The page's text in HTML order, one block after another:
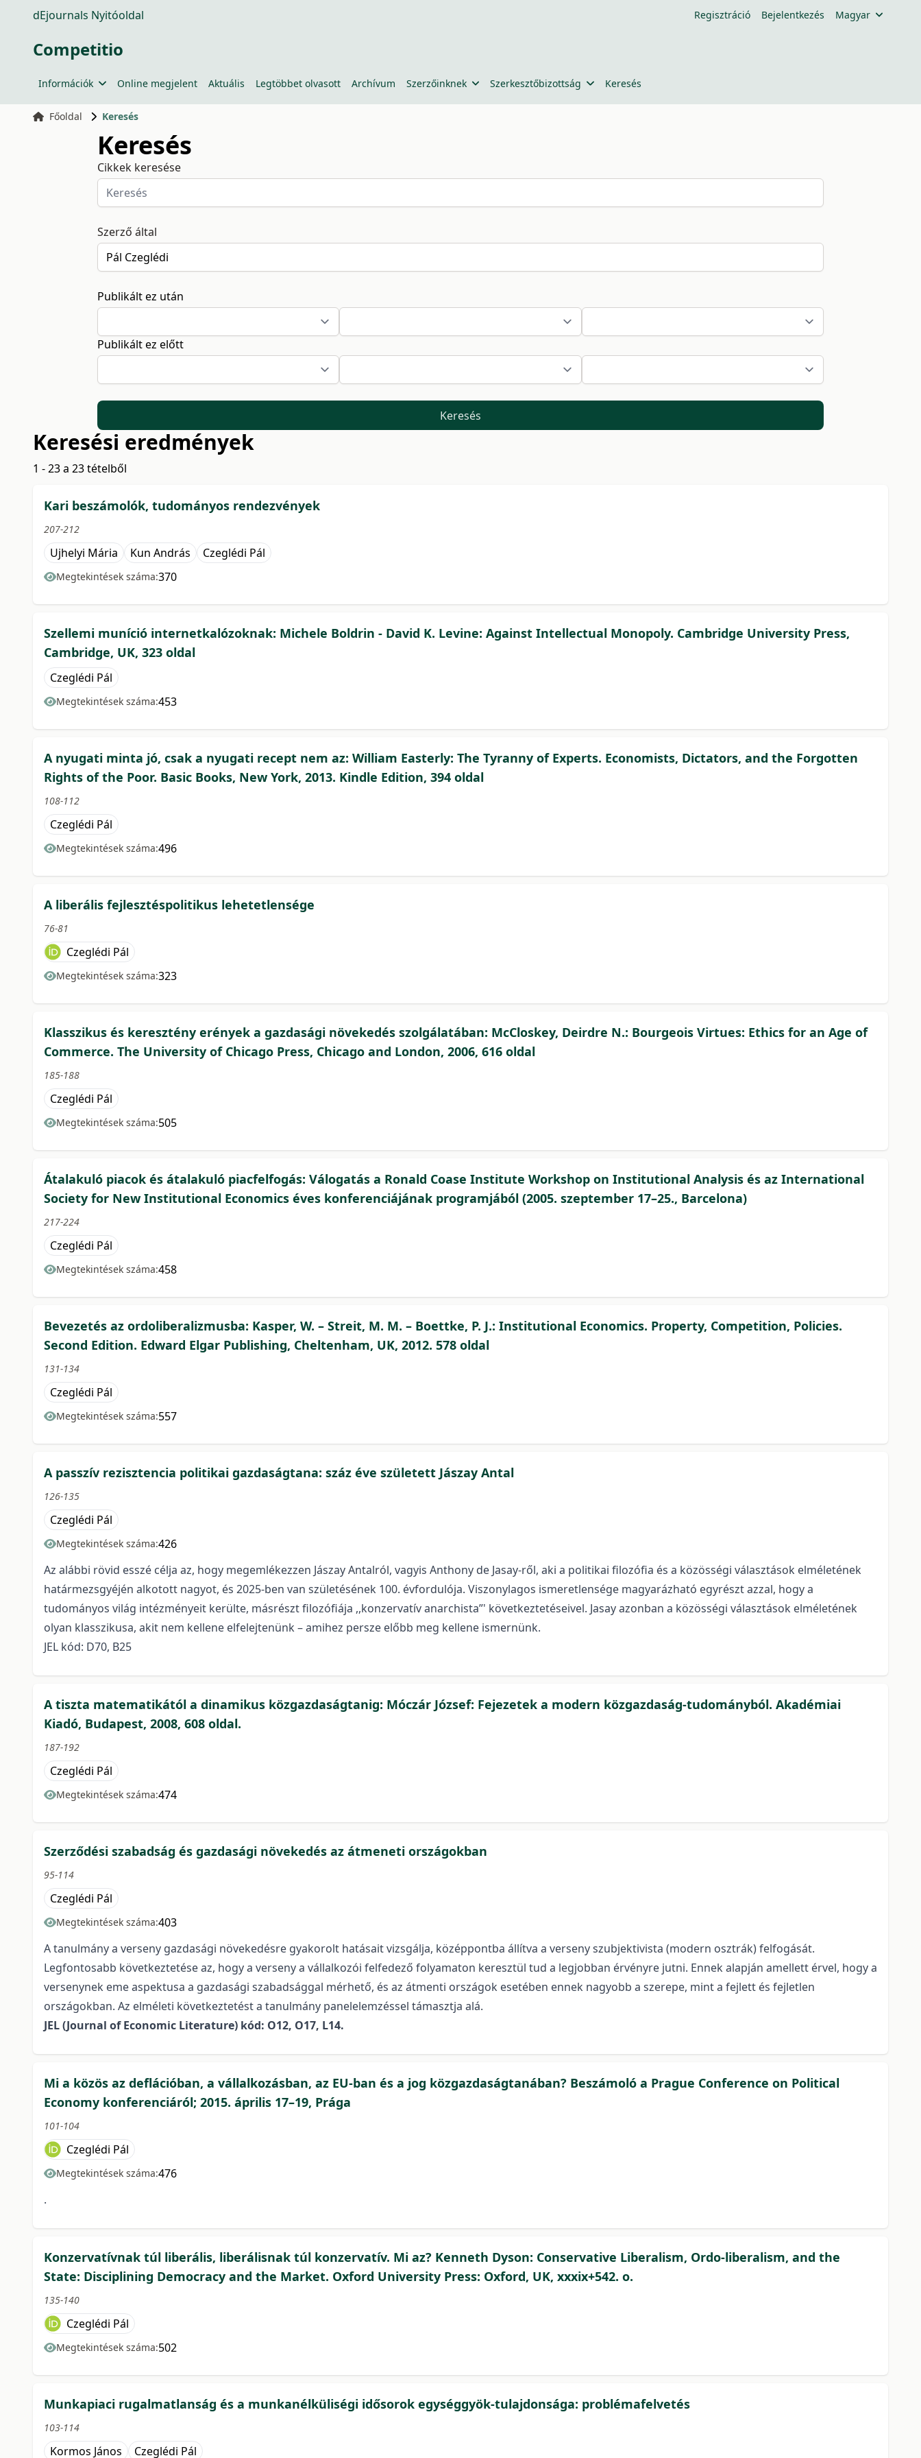
dEjournals Nyitóoldal Regisztráció Bejelentkezés Magyar
Competitio
Információk Online megjelent Aktuális Legtöbbet olvasott Archívum Szerzőinknek Szerkesztőbizottság Keresés
Főoldal Keresés
Keresés
Cikkek keresése
Szerző által
Publikált ez után
Publikált ez előtt
Keresés
Keresési eredmények
1 - 23 a 23 tételből
Kari beszámolók, tudományos rendezvények
207-212
Ujhelyi Mária Kun András Czeglédi Pál
Megtekintések száma:370
Szellemi muníció internetkalózoknak: Michele Boldrin - David K. Levine: Against Intellectual Monopoly. Cambridge University Press,
Cambridge, UK, 323 oldal
Czeglédi Pál
Megtekintések száma:453
A nyugati minta jó, csak a nyugati recept nem az: William Easterly: The Tyranny of Experts. Economists, Dictators, and the Forgotten
Rights of the Poor. Basic Books, New York, 2013. Kindle Edition, 394 oldal
108-112
Czeglédi Pál
Megtekintések száma:496
A liberális fejlesztéspolitikus lehetetlensége
76-81
Czeglédi Pál
Megtekintések száma:323
Klasszikus és keresztény erények a gazdasági növekedés szolgálatában: McCloskey, Deirdre N.: Bourgeois Virtues: Ethics for an Age of
Commerce. The University of Chicago Press, Chicago and London, 2006, 616 oldal
185-188
Czeglédi Pál
Megtekintések száma:505
Átalakuló piacok és átalakuló piacfelfogás: Válogatás a Ronald Coase Institute Workshop on Institutional Analysis és az International
Society for New Institutional Economics éves konferenciájának programjából (2005. szeptember 17–25., Barcelona)
217-224
Czeglédi Pál
Megtekintések száma:458
Bevezetés az ordoliberalizmusba: Kasper, W. – Streit, M. M. – Boettke, P. J.: Institutional Economics. Property, Competition, Policies.
Second Edition. Edward Elgar Publishing, Cheltenham, UK, 2012. 578 oldal
131-134
Czeglédi Pál
Megtekintések száma:557
A passzív rezisztencia politikai gazdaságtana: száz éve született Jászay Antal
126-135
Czeglédi Pál
Megtekintések száma:426
Az alábbi rövid esszé célja az, hogy megemlékezzen Jászay Antalról, vagyis Anthony de Jasay-ről, aki a politikai filozófia és a közösségi választások elméletének
határmezsgyéjén alkotott nagyot, és 2025-ben van születésének 100. évfordulója. Viszonylagos ismeretlensége magyarázható egyrészt azzal, hogy a
tudományos világ intézményeit kerülte, másrészt filozófiája ,,konzervatív anarchista”' következtetéseivel. Jasay azonban a közösségi választások elméletének
olyan klasszikusa, akit nem kellene elfelejtenünk – amihez persze előbb meg kellene ismernünk.
JEL kód: D70, B25
A tiszta matematikától a dinamikus közgazdaságtanig: Móczár József: Fejezetek a modern közgazdaság-tudományból. Akadémiai
Kiadó, Budapest, 2008, 608 oldal.
187-192
Czeglédi Pál
Megtekintések száma:474
Szerződési szabadság és gazdasági növekedés az átmeneti országokban
95-114
Czeglédi Pál
Megtekintések száma:403
A tanulmány a verseny gazdasági növekedésre gyakorolt hatásait vizsgálja, középpontba állítva a verseny szubjektivista (modern osztrák) felfogását.
Legfontosabb következtetése az, hogy a verseny a vállalkozói felfedező folyamaton keresztül tud a legjobban érvényre jutni. Ennek alapján amellett érvel, hogy a
versenynek eme aspektusa a gazdasági szabadsággal mérhető, és az átmenti országok esetében ennek nagyobb a szerepe, mint a fejlett és fejletlen
országokban. Az elméleti következtetést a tanulmány panelelemzéssel támasztja alá.
JEL (Journal of Economic Literature) kód: O12, O17, L14.
Mi a közös az deflációban, a vállalkozásban, az EU-ban és a jog közgazdaságtanában? Beszámoló a Prague Conference on Political
Economy konferenciáról; 2015. április 17–19, Prága
101-104
Czeglédi Pál
Megtekintések száma:476
.
Konzervatívnak túl liberális, liberálisnak túl konzervatív. Mi az? Kenneth Dyson: Conservative Liberalism, Ordo-liberalism, and the
State: Disciplining Democracy and the Market. Oxford University Press: Oxford, UK, xxxix+542. o.
135-140
Czeglédi Pál
Megtekintések száma:502
Munkapiaci rugalmatlanság és a munkanélküliségi idősorok egységgyök-tulajdonsága: problémafelvetés
103-114
Kormos János Czeglédi Pál